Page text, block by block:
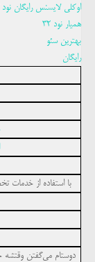
اوکلی لایسنس رایگان نود 32
همیار نود 32
بهترین سئو
رایگان
با استفاده از خدمات
دوستام می‌گفتن وقتشه